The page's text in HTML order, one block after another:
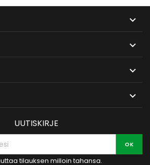




UUTISKIRJE
tilauksen milloin tahansa.